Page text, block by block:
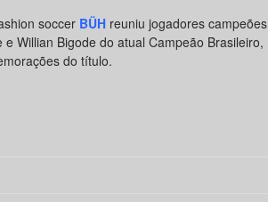
soccer BÜH reuniu jogadores campeões
Willian Bigode do atual Campeão Brasileiro,
do título.